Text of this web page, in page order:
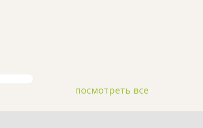
посмотреть все